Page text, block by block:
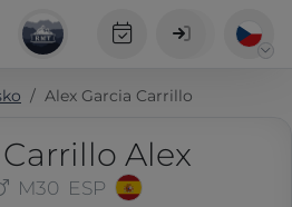
Alex Garcia Carrillo
Alex
M30 ESP